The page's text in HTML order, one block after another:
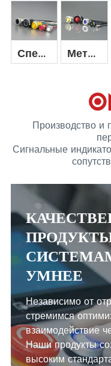
Специальная кнопка и переключатель Металлический индикатор
Производство и
Сигнальные
УМНЕЕ
Независимо от
стремимся
взаимодействие
Наши продукты
высоким